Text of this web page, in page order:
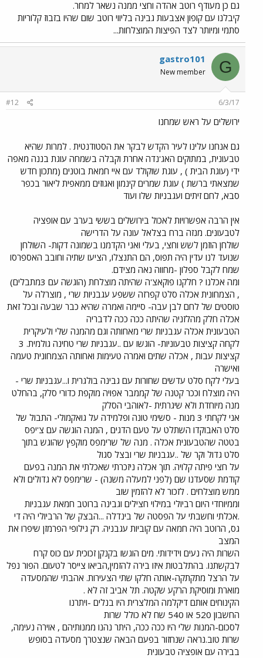
גם כן מעודף רוטב אהדה וחצי ממנה נשאר למחר.
קיבלנו עם קופון אצבעות גבינה בליווי רוטב שום שהיו בזבוז קלוריות
סתמי ומיותר לצד הפיצות המוצלחות...
G
gastro101
New member
6/3/17
#12
ירושלים על ראש שמחנו
גם אנחנו עלינו לעיר הקדש לבקר את הסטודנטית . למרות שהיא
טבעונית, במתוקים האג'נדה אחרת וקבלה בשמחה עוגת בננה מאפה
ידי (עוגת הבית ) , עוגת שוקולד עם איי חמאת בוטנים (מתכון חדש
שמצאתי ברשת ) עוגת שמרים קינמון ואגוזים ממאפית ליאור בכפר
סבא, לחם זיתים ועגבניות שלו ועוד
אין הרבה אפשרויות לאכול בירושלים בששי בערב עם אופציה
לטבעונים. מנזה ברח בצלאל עונה על הדרישה
שולחן הוזמן לשש וחצי, בעלי ואני הקדמנו בשמונה דקות- השולחן
שנועד לנו עדין היה תפוס, הם התנצלו, הציעו שתיה וחובב האספרסו
שמח לקבל ספלון -מחווה נאה מצידם.
ומה אכלנו ? חלקנו פוקאצ'ה שהיתה מוצלחת (הוגשה עם 3מתבלים)
, הצמחונית אכלה סלט קפרזה ששפע עגבניות שרי , מוצרלה על
טוסטים של לחם לבן עבה- סיימה ואמרה שהיא כבר שבעה ובכל זאת
אכלה חלק מהלזניה שהיתה ככה ככה לדבריה
הטבעונית אכלה עגבניות שרי מאחותה וגם מהמנה שלי ולעיקרית
לקחה קציצות טבעוניות- הוגשו עם ..עגבניות שרי טחינה גולמית. 3
קציצות עבות , אכלה שתים ואמרה טעימות ואחותה הצמחונית טעמה
ואישרה
בעלי לקח סלט עדשים שחורות עם גבינה בולגרית ו...עגבניות שרי -
היה מוצלח וככר קטנה של קממבר אפויה מוקפת כדורי סלק, בהחלט
מנה מיוחדת ולא שיגרתית -לאוהבי הסלק
אני לקחתי 3 מנות - סשימי טונה ופלמידה על גואקמולי- התבול של
סלט האבוקדו השתלט על טעם הדגים , המנה הוגשה עם צ'יפס
בטטה שהטבעונית אכלה . מנה של שרימפס מוקפץ שהוגש בתוך
סלט גדול וקר של ..עגבניות שרי ובצל סגול
על חצי פיתה קלויה. תוך אכלה ניזכרתי שאכלתי את המנה בפעם
קודמת שסעדנו שם (לפני למעלה משנה) - שרימפס לא גדולים ולא
ממש מוצלחים . לזכור לא להזמין שוב
וממיוחדי היום רביולי במילוי חצילים וגבינה ברוטב חמאת עגבניות
.אכלתי וחשבתי על הפסטה של בינדלה ...הבצק של הרביולי היה די
גס, הרוטב היה חמאה עם קוביות עגבניה. רק גילופי הפרמזן שיפרו את
המצב
השרות היה נעים וידידותי. מים הוגשו בקנקן זכוכית עם כוס קרח
לבקשתנו. בהתלבטות איזו בירה להזמין,הביאו צייסר לטעום. הפור נפל
על הרצל מתקתקה-אותה חלקו שתי הצעירות. אהבתי שהמסעדה
מוארת ומוסיקת הרקע שקטה. תל אביב זה לא .
הקינוחים אותם דיקלמה המלצרית היו בנלים -ויתרנו
החשבון 520 או 540 שח לא כולל שרות
לסכום-המנות שלי היו ככה ככה, היתר נהנו ממנותיהם , אוירה נעימה,
שרות טוב.נראה שנחזור בפעם הבאה שנצטרך מסעדה בסופש
בבירה עם אופציה טבעונית